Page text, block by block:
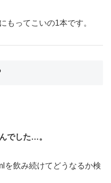
もってこいの1本です。
でした…。
を飲み続けてどうなるか検